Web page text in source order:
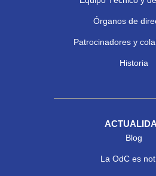
Órganos de
Patrocinadores y
Historia
Blog
La OdC es